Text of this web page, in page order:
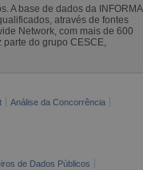
A base de dados da INFORMA
através de fontes
Network, com mais de 600
do grupo CESCE,
Análise da Concorrência
de Dados Públicos